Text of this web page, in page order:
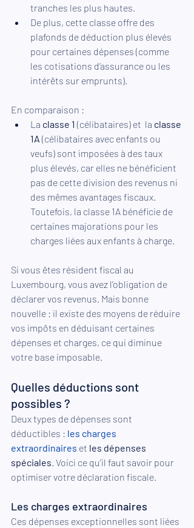
tranches les plus hautes.
De plus, cette classe offre des
plafonds de déduction plus élevés
pour certaines dépenses (comme
les cotisations d’assurance ou les
intérêts sur emprunts).
En comparaison :
La classe 1 (célibataires) et  la classe
1A (célibataires avec enfants ou
veufs) sont imposées à des taux
plus élevés, car elles ne bénéficient
pas de cette division des revenus ni
des mêmes avantages fiscaux.
Toutefois, la classe 1A bénéficie de
certaines majorations pour les
charges liées aux enfants à charge.
Si vous êtes résident fiscal au
Luxembourg, vous avez l’obligation de
déclarer vos revenus. Mais bonne
nouvelle : il existe des moyens de réduire
vos impôts en déduisant certaines
dépenses et charges, ce qui diminue
votre base imposable.
Quelles déductions sont
possibles ?
Deux types de dépenses sont
déductibles : les charges
extraordinaires et les dépenses
spéciales. Voici ce qu’il faut savoir pour
optimiser votre déclaration fiscale.
Les charges extraordinaires
Ces dépenses exceptionnelles sont liées